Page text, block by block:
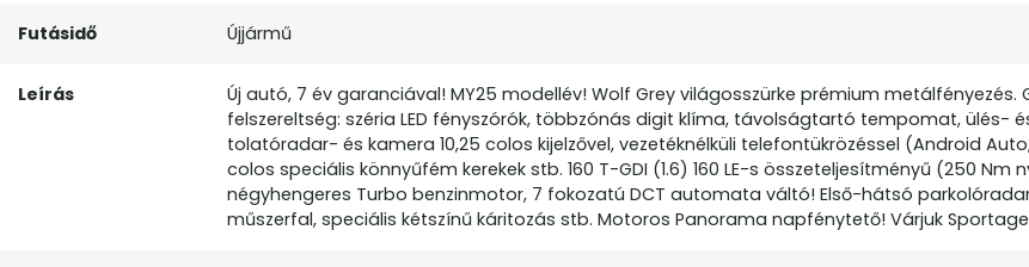
Futásidő Újjármű
Leírás
Új autó, 7 év garanciával! MY25 modellév! Wolf Grey világosszürke prémium metálfényezés.
felszereltség: széria LED fényszórók, többzónás digit klíma, távolságtartó tempomat, ülés-
tolatóradar- és kamera 10,25 colos kijelzővel, vezetéknélküli telefontükrözéssel (Android Auto,
colos speciális könnyűfém kerekek stb. 160 T-GDI (1.6) 160 LE-s összeteljesítményű (250 Nm
négyhengeres Turbo benzinmotor, 7 fokozatú DCT automata váltó! Első-hátsó
műszerfal, speciális kétszínű káritozás stb. Motoros Panorama napfénytető! Várjuk